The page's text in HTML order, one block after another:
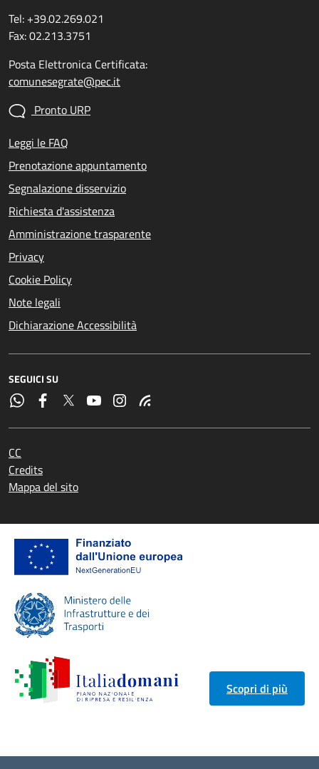
Tel: +39.02.269.021
Fax: 02.213.3751
Posta Elettronica Certificata:
comunesegrate@pec.it
Pronto URP
Leggi le FAQ
Prenotazione appuntamento
Segnalazione disservizio
Richiesta d'assistenza
Amministrazione trasparente
Privacy
Cookie Policy
Note legali
Dichiarazione Accessibilità
SEGUICI SU
CC
Credits
Mappa del sito
Scopri di più